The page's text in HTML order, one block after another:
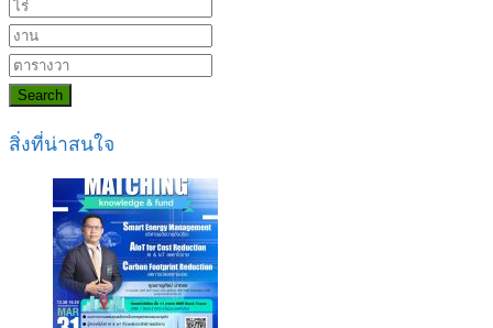
Search
สิ่งที่น่าสนใจ